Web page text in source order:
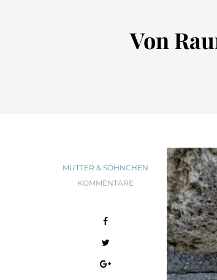
Von
MUTTER & SÖHNCHEN
KOMMENTARE